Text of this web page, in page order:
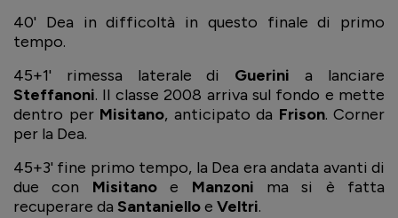
40' Dea in difficoltà in questo finale di primo
tempo.
45+1' rimessa laterale di Guerini a lanciare
Steffanoni. Il classe 2008 arriva sul fondo e mette
dentro per Misitano, anticipato da Frison. Corner
per la Dea.
45+3' fine primo tempo, la Dea era andata avanti di
due con Misitanoe Manzoni ma si è fatta
recuperare da Santanielloe Veltri.